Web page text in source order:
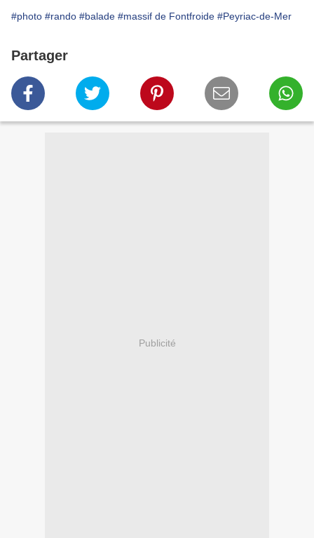
#photo #rando #balade #massif de Fontfroide #Peyriac-de-Mer
Partager
Publicité